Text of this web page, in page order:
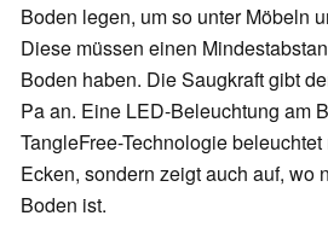
Boden legen, um so unter Möbeln
Diese müssen einen
Boden haben. Die Saugkraft gibt
Pa an. Eine LED-Beleuchtung am
TangleFree-Technologie
Ecken, sondern zeigt auch auf, wo
Boden ist.